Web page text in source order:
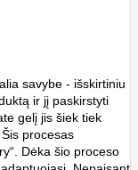
savybe - išskirtiniu
ir jį paskirstyti
gelį jis šiek tiek
procesas
Dėka šio proceso